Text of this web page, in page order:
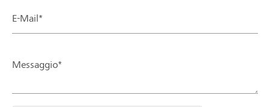
E-Mail*
Messaggio*